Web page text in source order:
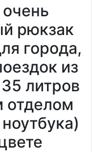
рюкзак
города,
из
литров
отделом